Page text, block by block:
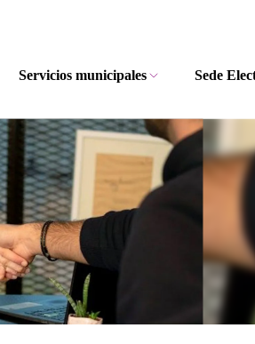
Servicios municipales Sede